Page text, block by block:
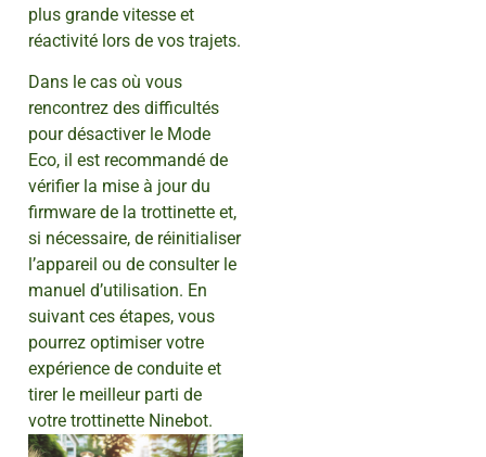
plus grande vitesse et
réactivité lors de vos trajets.
Dans le cas où vous
rencontrez des difficultés
pour désactiver le Mode
Eco, il est recommandé de
vérifier la mise à jour du
firmware de la trottinette et,
si nécessaire, de réinitialiser
l’appareil ou de consulter le
manuel d’utilisation. En
suivant ces étapes, vous
pourrez optimiser votre
expérience de conduite et
tirer le meilleur parti de
votre trottinette Ninebot.